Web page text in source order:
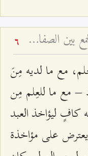
غايةُ الكمال وحَدُّ الاعتدال هو الجمع بين الصفات - شرح فقرات مِن دعاء الافتتاح – الجلسة السابعة 6
مع ما لديه مِنَ
– مع ما للعِلم مِن
ليؤاخذ العبد
على مؤاخذة